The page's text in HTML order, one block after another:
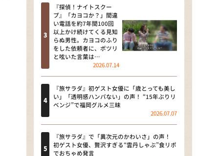
本日はダイアンなり！シーズン２
朝だ！生です旅サラダ
教えて！ニュースライブ 正義の
ミカタ
ＬＩＦＥ～夢のカタチ～
新婚さんいらっしゃい！
ザキ山小屋本館
『探偵！ナイトスクー
プ』「カヨコか？」間違
い電話を約7年間100回
以上かけ続けてくる見知
らぬ男性。カヨコのふり
をした依頼者に、ポツリ
と呟いた言葉は…
2026.07.14
『旅サラダ』初ゲスト女優に「歳とっても美し
い」「透明感ハンパない」の声！ “15年ぶりリ
ベンジ”で福岡グルメ三昧
2026.07.07
『旅サラダ』で「異次元のかわいさ」の声！
初ゲスト女優、贅沢すぎる“雲丹しゃぶ”食リポ
でおちゃめ発言